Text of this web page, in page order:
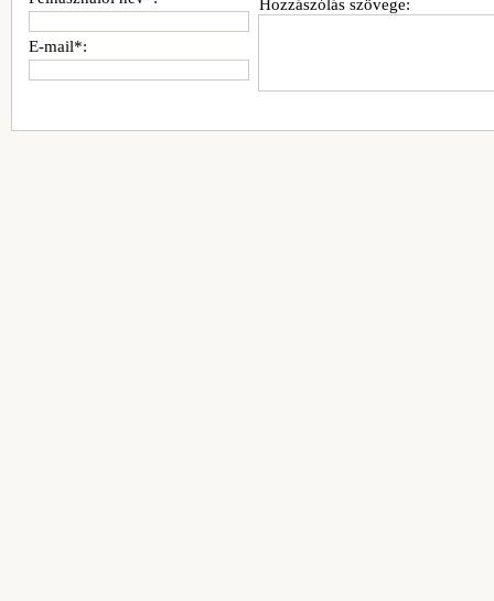
Hozzászólás szövege:
E-mail*: